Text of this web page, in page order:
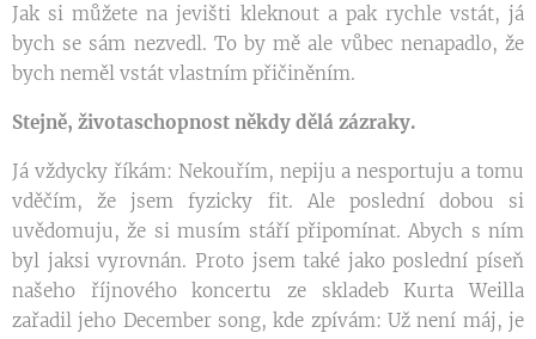
Jak si můžete na jevišti kleknout a pak rychle vstát, já
bych se sám nezvedl. To by mě ale vůbec nenapadlo, že
bych neměl vstát vlastním přičiněním.
Stejně, životaschopnost někdy dělá zázraky.
Já vždycky říkám: Nekouřím, nepiju a nesportuju a tomu
vděčím, že jsem fyzicky fit. Ale poslední dobou si
uvědomuju, že si musím stáří připomínat. Abych s ním
byl jaksi vyrovnán. Proto jsem také jako poslední píseň
našeho říjnového koncertu ze skladeb Kurta Weilla
zařadil jeho December song, kde zpívám: Už není máj, je